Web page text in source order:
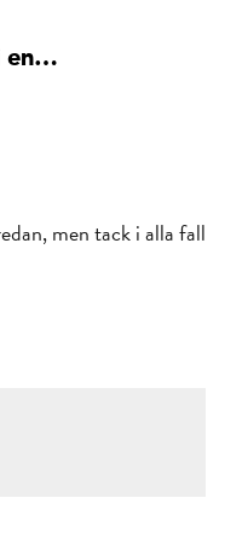
en…
men tack i alla fall